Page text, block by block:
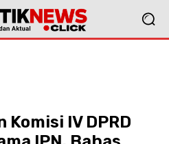
Komisi IV DPRD